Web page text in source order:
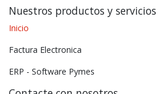
Nuestros productos y servicios
Inicio
Factura Electronica
ERP - Software Pymes